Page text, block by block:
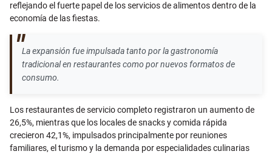
reflejando el fuerte papel de los servicios de alimentos dentro de la
economía de las fiestas.
La expansión fue impulsada tanto por la gastronomía
tradicional en restaurantes como por nuevos formatos de
consumo.
Los restaurantes de servicio completo registraron un aumento de
26,5%, mientras que los locales de snacks y comida rápida
crecieron 42,1%, impulsados principalmente por reuniones
familiares, el turismo y la demanda por especialidades culinarias